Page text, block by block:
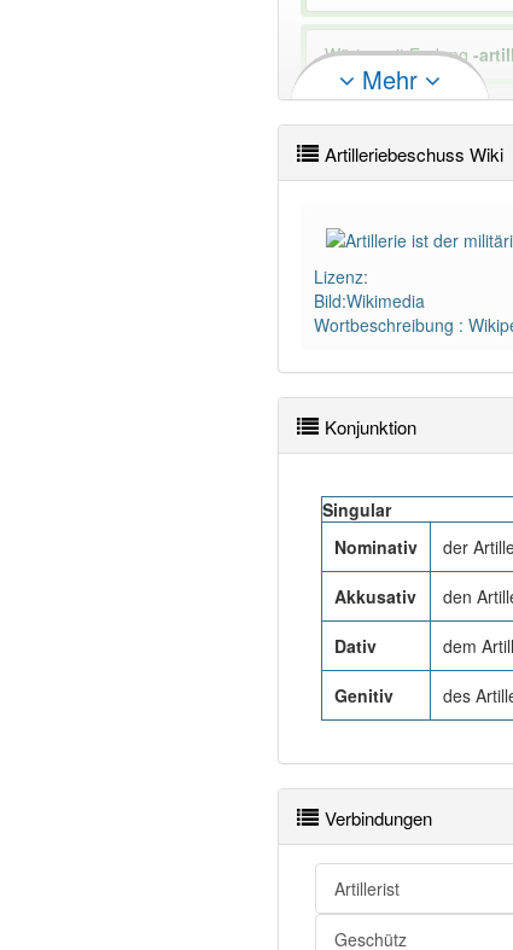
Wörter mit Endung -
Das Wort wird häufig
Mehr
Artilleriebeschuss Wiki
Lizenz:
Bild:Wikimedia
Wortbeschreibung :
Konjunktion
Singular
Nominativ
der
Akkusativ den
Dativ dem
Genitiv des
Verbindungen
Artillerist
Geschütz